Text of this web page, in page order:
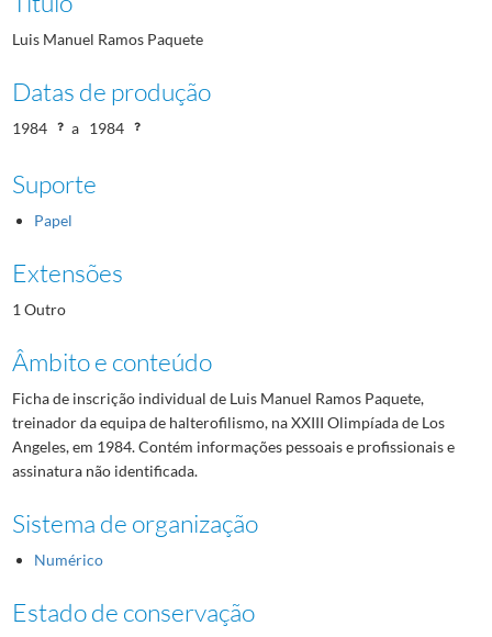
Luis Manuel Ramos Paquete
Datas de produção
1984 a 1984
Suporte
Papel
Extensões
1 Outro
Âmbito e conteúdo
Ficha de inscrição individual de Luis Manuel Ramos Paquete,
treinador da equipa de halterofilismo, na XXIII Olimpíada de Los
Angeles, em 1984. Contém informações pessoais e profissionais e
assinatura não identificada.
Sistema de organização
Numérico
Estado de conservação